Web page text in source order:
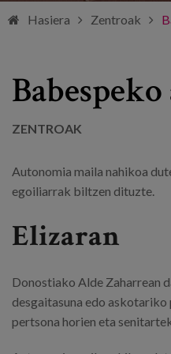
Hasiera Zentroak
ZENTROAK
Autonomia maila nahikoa
egoiliarrak biltzen dituzte.
Elizaran
Donostiako Alde Zaharrean
desgaitasuna edo
pertsona horien eta